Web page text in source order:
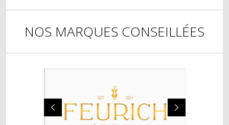
ACCESSOIRES
BANQUETTES
MÉTRONOMES
DIVERS
OCCASIONS
NOS MARQUES CONSEILLÉES